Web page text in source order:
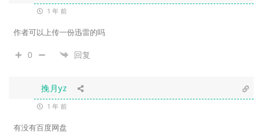
1 年 前
作者可以上传一份迅雷的吗
0 回复
挽月yz
1 年 前
有没有百度网盘